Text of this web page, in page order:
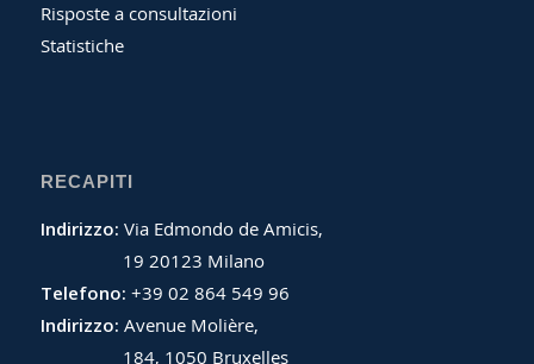
Risposte a consultazioni
Statistiche
RECAPITI
Indirizzo: Via Edmondo de Amicis,
19 20123 Milano
Telefono: +39 02 864 549 96
Indirizzo: Avenue Molière,
184, 1050 Bruxelles